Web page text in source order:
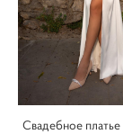
Свадебное